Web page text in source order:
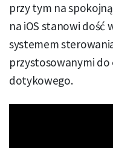
przy tym na
na iOS stanowi dość
systemem
przystosowanymi do
dotykowego.